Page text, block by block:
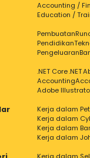
Accounting /
Education /
Pembuatan
Pendidikan
Pengeluaran
.NET Core.NET
Accounting
Adobe
Kerja dalam
Kerja dalam
Kerja dalam
Kerja dalam